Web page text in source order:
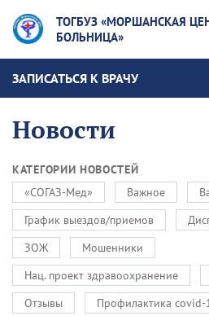
ТОГБУЗ «МОРШАНСКАЯ
БОЛЬНИЦА»
ЗАПИСАТЬСЯ К ВРАЧУ
Новости
КАТЕГОРИИ НОВОСТЕЙ
«СОГАЗ-Мед»
Важное
График выездов/приемов
ЗОЖ
Мошенники
Нац. проект здравоохранение
Отзывы
Профилактика covid-